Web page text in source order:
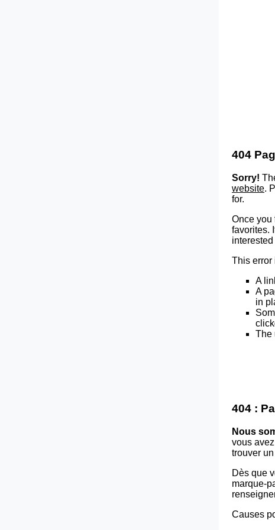
404
Sorry!
website.
for.
Once you
favorites.
This error
A
A
in
The
404 :
Nous
vous
trouver
Dès que
marque-
Causes